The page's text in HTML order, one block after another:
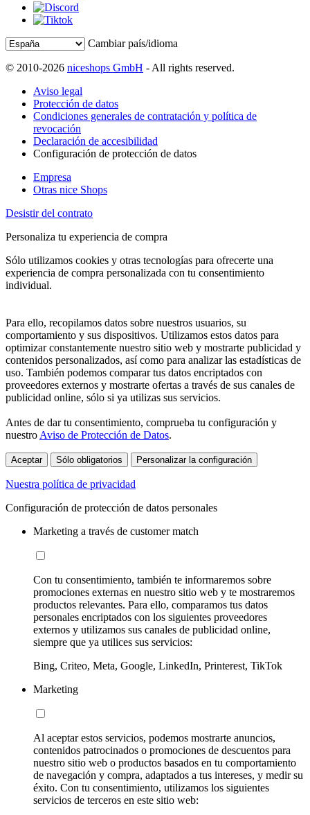
Cambiar país/idioma
© 2010-2026 niceshops GmbH - All rights reserved.
Aviso legal
Protección de datos
Condiciones generales de contratación y política de
revocación
Declaración de accesibilidad
Configuración de protección de datos
Empresa
Otras nice Shops
Desistir del contrato
Personaliza tu experiencia de compra
Sólo utilizamos cookies y otras tecnologías para ofrecerte una
experiencia de compra personalizada con tu consentimiento
individual.
Para ello, recopilamos datos sobre nuestros usuarios, su
comportamiento y sus dispositivos. Utilizamos estos datos para
optimizar constantemente nuestro sitio web y mostrarte publicidad y
contenidos personalizados, así como para analizar las estadísticas de
uso. También podemos comparar tus datos encriptados con
proveedores externos y mostrarte ofertas a través de sus canales de
publicidad online, sólo si ya utilizas sus servicios.
Antes de dar tu consentimiento, comprueba tu configuración y
nuestro Aviso de Protección de Datos.
Aceptar Sólo obligatorios Personalizar la configuración
Nuestra política de privacidad
Configuración de protección de datos personales
Marketing a través de customer match
Con tu consentimiento, también te informaremos sobre
promociones externas en nuestro sitio web y te mostraremos
productos relevantes. Para ello, comparamos tus datos
personales encriptados con los siguientes proveedores
externos y utilizamos sus canales de publicidad online,
siempre que ya utilices sus servicios:
Bing, Criteo, Meta, Google, LinkedIn, Printerest, TikTok
Marketing
Al aceptar estos servicios, podemos mostrarte anuncios,
contenidos patrocinados o promociones de descuentos para
nuestro sitio web o productos basados en tu comportamiento
de navegación y compra, adaptados a tus intereses, y medir su
éxito. Con tu consentimiento, utilizamos los siguientes
servicios de terceros en este sitio web: